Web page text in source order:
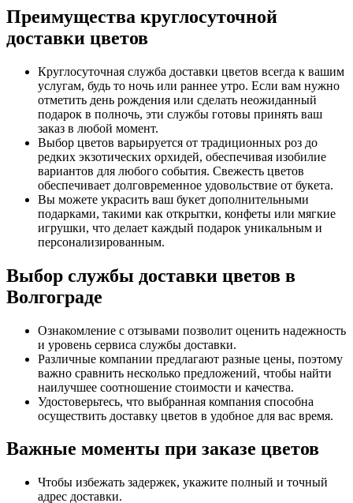
Преимущества круглосуточной
доставки цветов
Круглосуточная служба доставки цветов всегда к вашим
услугам, будь то ночь или раннее утро. Если вам нужно
отметить день рождения или сделать неожиданный
подарок в полночь, эти службы готовы принять ваш
заказ в любой момент.
Выбор цветов варьируется от традиционных роз до
редких экзотических орхидей, обеспечивая изобилие
вариантов для любого события. Свежесть цветов
обеспечивает долговременное удовольствие от букета.
Вы можете украсить ваш букет дополнительными
подарками, такими как открытки, конфеты или мягкие
игрушки, что делает каждый подарок уникальным и
персонализированным.
Выбор службы доставки цветов в
Волгограде
Ознакомление с отзывами позволит оценить надежность
и уровень сервиса службы доставки.
Различные компании предлагают разные цены, поэтому
важно сравнить несколько предложений, чтобы найти
наилучшее соотношение стоимости и качества.
Удостоверьтесь, что выбранная компания способна
осуществить доставку цветов в удобное для вас время.
Важные моменты при заказе цветов
Чтобы избежать задержек, укажите полный и точный
адрес доставки.